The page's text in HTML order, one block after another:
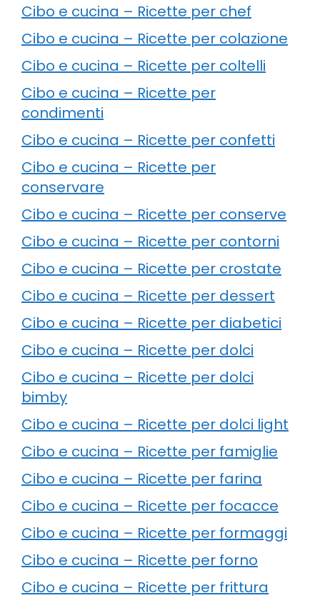
Cibo e cucina – Ricette per chef
Cibo e cucina – Ricette per colazione
Cibo e cucina – Ricette per coltelli
Cibo e cucina – Ricette per
condimenti
Cibo e cucina – Ricette per confetti
Cibo e cucina – Ricette per
conservare
Cibo e cucina – Ricette per conserve
Cibo e cucina – Ricette per contorni
Cibo e cucina – Ricette per crostate
Cibo e cucina – Ricette per dessert
Cibo e cucina – Ricette per diabetici
Cibo e cucina – Ricette per dolci
Cibo e cucina – Ricette per dolci
bimby
Cibo e cucina – Ricette per dolci light
Cibo e cucina – Ricette per famiglie
Cibo e cucina – Ricette per farina
Cibo e cucina – Ricette per focacce
Cibo e cucina – Ricette per formaggi
Cibo e cucina – Ricette per forno
Cibo e cucina – Ricette per frittura